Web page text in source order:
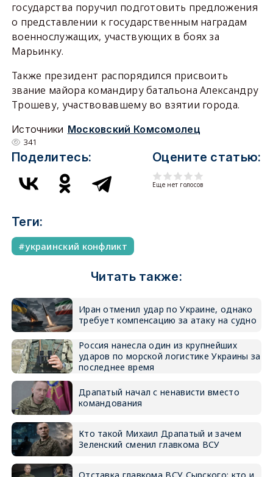
государства поручил подготовить предложения
о представлении к государственным наградам
военнослужащих, участвующих в боях за
Марьинку.
Также президент распорядился присвоить
звание майора командиру батальона Александру
Трошеву, участвовавшему во взятии города.
Источники Московский Комсомолец
341
Поделитесь: Оцените статью:
Еще нет голосов
Теги:
украинский конфликт
Читать также:
Иран отменил удар по Украине, однако
требует компенсацию за атаку на судно
Россия нанесла один из крупнейших
ударов по морской логистике Украины за
последнее время
Драпатый начал с ненависти вместо
командования
Кто такой Михаил Драпатый и зачем
Зеленский сменил главкома ВСУ